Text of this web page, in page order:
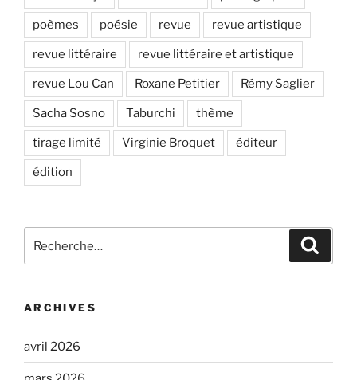
poèmes poésie revue revue artistique
revue littéraire revue littéraire et artistique
revue Lou Can Roxane Petitier Rémy Saglier
Sacha Sosno Taburchi thème
tirage limité Virginie Broquet éditeur
édition
pour
ARCHIVES
avril 2026